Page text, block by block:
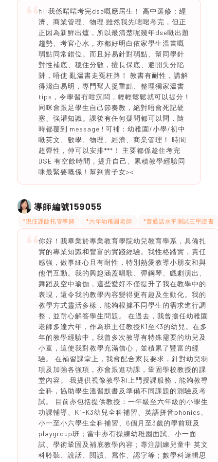
hili我係啱啱考完dse嘅應屆生！ 高中選修：經
濟、商業管理、物理 雖然我先啱啱考完，但正
正因為新鮮出爐，所以最清楚呢幾年dse嘅出題
趨勢、考官心水，亦都好明白依家學生溫書嘅
弱點同常錯位。而且好易針對弱點、幫同學針
對性補底、穩住分數，擅長保底、避開失分陷
阱，唔使 亂溫書走冤枉路！ 教書有耐性，講解
得淺白易明，專門幫人捉重點、整理獨家溫書
tips，令學習冇咁沉悶，輕輕鬆鬆就可以提分！
同咪會跟足學生自己節奏教，絕對唔會死記硬
塞、強灌知識。課後有任何疑問都可以問，隨
時都覆到 message ! 可補：幼稚園/小學/初中
嘅英文、數學、物理、經濟、商業管理！ 時間
超彈性，仲可以安排***！ 主要都係趁住考完
DSE 有空餘時間，提升自己、累積教學經驗同
咪最緊要嘅係！幫到貴子女><
導師編號159055
*現仼課餘托管導師 *六年幼稚園老師 *普通話水平測試三甲證書
你好！我畢業於專業教育學院幼兒教育學系，具備扎
實的專業知識和豐富的實踐經驗。我性格踏實，責任
感強，做事細心且有耐性，特別熱愛教導小朋友和與
他們互動。我的興趣涵蓋唱歌、彈鋼琴、戲劇演出、
舞蹈及空中瑜伽，這些愛好不僅提升了我在教學中的
表現，還令我的教學內容變得更有趣及生動化。我的
教學方式靈活多樣，能夠根據不同學生的需求進行調
整，並耐心解答學生問題。 在過去，我曾擔任幼稚園
老師多達六年，作為班主任教授K1至K3的幼兒。在多
年的教學經驗中，我曾多次教導有特殊需要的幼兒及
小童，這使我對教學充滿信心，並積累了豐富的經
驗。 在補習課堂上，我會配合家長要求，針對幼兒弱
項及加強各強項，亦會跟進功課，鞏固學校教授的課
堂內容。 我提供視像教學和上門授課服務，能夠教導
全科，協助學生溫習默書及準備不同課題的測驗及考
試。 目前亦包括提供教授：一年級至六年級的小學生
功課輔導、K1-K3幼兒全科補習、英語拼音phonics、
小一至小六學生全科補習、6個月至3歲的學前班及
playgroup班；當中亦有操練幼稚園面試、小一面
試、學術鞏固及補底教學內容；專注訓練兒童中 英文
科聆聽、說話、閱讀、寫作、認字等；數學科邏輯思